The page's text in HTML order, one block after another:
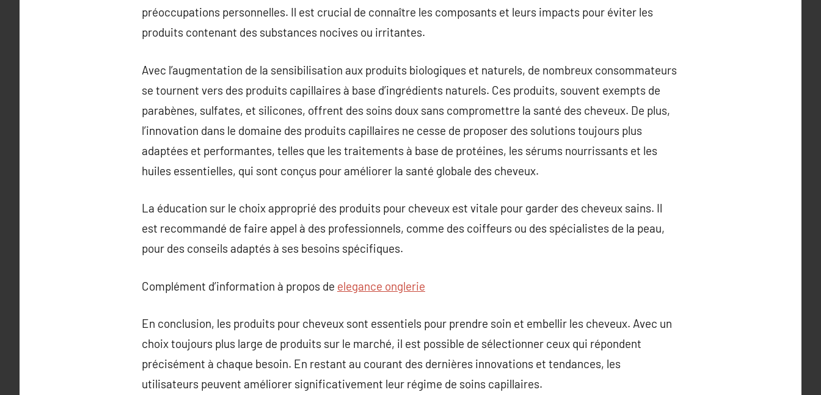
préoccupations personnelles. Il est crucial de connaître les composants et leurs impacts pour éviter les
produits contenant des substances nocives ou irritantes.
Avec l’augmentation de la sensibilisation aux produits biologiques et naturels, de nombreux consommateurs
se tournent vers des produits capillaires à base d’ingrédients naturels. Ces produits, souvent exempts de
parabènes, sulfates, et silicones, offrent des soins doux sans compromettre la santé des cheveux. De plus,
l’innovation dans le domaine des produits capillaires ne cesse de proposer des solutions toujours plus
adaptées et performantes, telles que les traitements à base de protéines, les sérums nourrissants et les
huiles essentielles, qui sont conçus pour améliorer la santé globale des cheveux.
La éducation sur le choix approprié des produits pour cheveux est vitale pour garder des cheveux sains. Il
est recommandé de faire appel à des professionnels, comme des coiffeurs ou des spécialistes de la peau,
pour des conseils adaptés à ses besoins spécifiques.
Complément d’information à propos de elegance onglerie
En conclusion, les produits pour cheveux sont essentiels pour prendre soin et embellir les cheveux. Avec un
choix toujours plus large de produits sur le marché, il est possible de sélectionner ceux qui répondent
précisément à chaque besoin. En restant au courant des dernières innovations et tendances, les
utilisateurs peuvent améliorer significativement leur régime de soins capillaires.